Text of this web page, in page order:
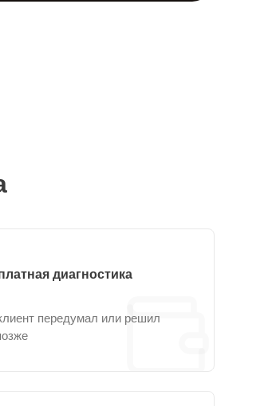
диагностика
передумал или решил